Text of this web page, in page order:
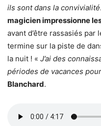
ils sont dans la convivialité
magicien impressionne
avant d’être rassasiés
termine sur la piste de
la nuit ! « J’ai des
périodes de vacances
Blanchard.